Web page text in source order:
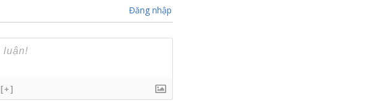
Đăng nhập
[+]